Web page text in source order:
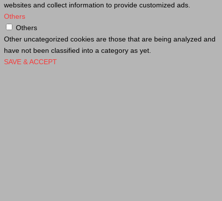
websites and collect information to provide customized ads.
Others
Others
Other uncategorized cookies are those that are being analyzed and
have not been classified into a category as yet.
SAVE & ACCEPT